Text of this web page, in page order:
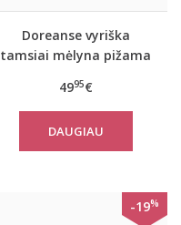
Doreanse vyriška
tamsiai mėlyna pižama
4995€
DAUGIAU
-19%